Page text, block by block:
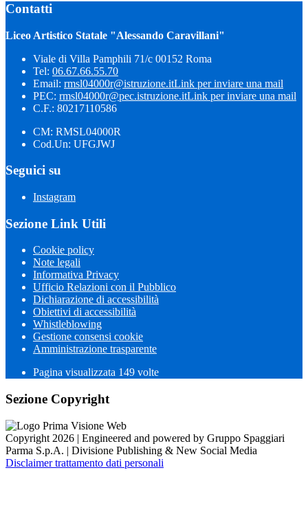
Contatti
Liceo Artistico Statale "Alessando Caravillani"
Viale di Villa Pamphili 71/c 00152 Roma
Tel: 06.67.66.55.70
Email: rmsl04000r@istruzione.itLink per inviare una mail
PEC: rmsl04000r@pec.istruzione.itLink per inviare una mail
C.F.: 80217110586
CM: RMSL04000R
Cod.Un: UFGJWJ
Seguici su
Instagram
Sezione Link Utili
Cookie policy
Note legali
Informativa Privacy
Ufficio Relazioni con il Pubblico
Dichiarazione di accessibilità
Obiettivi di accessibilità
Whistleblowing
Gestione consensi cookie
Amministrazione trasparente
Pagina visualizzata 149 volte
Sezione Copyright
Copyright 2026 | Engineered and powered by Gruppo Spaggiari
Parma S.p.A. | Divisione Publishing & New Social Media
Disclaimer trattamento dati personali